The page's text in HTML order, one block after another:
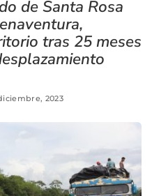
de Santa Rosa
tras 25 meses
2023